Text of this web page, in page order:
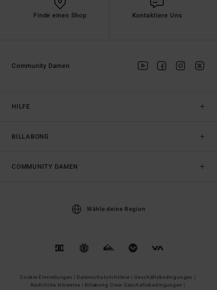
Finde einen Shop Kontaktiere Uns
HILFE
BILLABONG
Community Damen
COMMUNITY DAMEN
Wähle deine Region
Cookie-Einstellungen | Datenschutzrichtlinie | Geschäftsbedingungen |
Rechtliche Hinweise | Billabong Crew Geschäftsbedingungen |